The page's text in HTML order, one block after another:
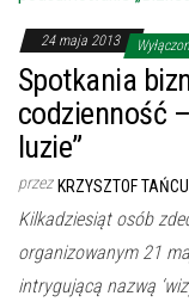
24 maja 2013
Spotkania
codzienność
luzie”
przez KRZYSZTOF
Kilkadziesiąt osób
organizowanym 21
intrygującą nazwą